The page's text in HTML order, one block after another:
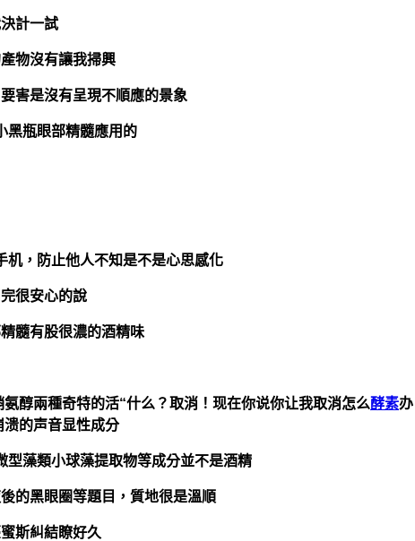
計一試
物沒有讓我掃興
害是沒有呈現不順應的景象
黑瓶眼部精髓應用的
机，防止他人不知是不是心思感化
很安心的說
髓有股很濃的酒精味
醇兩種奇特的活“什么？取消！现在你说你让我取消怎么酵素办
溃的声音显性成分
型藻類小球藻提取物等成分並不是酒精
的黑眼圈等題目， 質地很是溫順
斯糾結瞭好久